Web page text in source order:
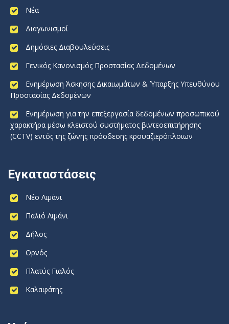
Νέα
Διαγωνισμοί
Δημόσιες Διαβουλεύσεις
Γενικός Κανονισμός Προστασίας Δεδομένων
Ενημέρωση Άσκησης Δικαιωμάτων & Ύπαρξης Υπευθύνου
Προστασίας Δεδομένων
Ενημέρωση για την επεξεργασία δεδομένων προσωπικού
χαρακτήρα μέσω κλειστού συστήματος βιντεοεπιτήρησης
(CCTV) εντός της ζώνης πρόσδεσης κρουαζιερόπλοιων
Εγκαταστάσεις
Νέο Λιμάνι
Παλιό Λιμάνι
Δήλος
Ορνός
Πλατύς Γιαλός
Καλαφάτης